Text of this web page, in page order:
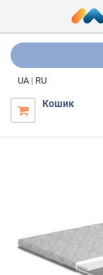
UA | RU

Кошик